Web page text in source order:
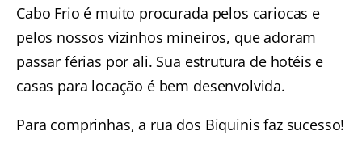
Cabo Frio é muito procurada pelos cariocas e
pelos nossos vizinhos mineiros, que adoram
passar férias por ali. Sua estrutura de hotéis e
casas para locação é bem desenvolvida.
Para comprinhas, a rua dos Biquinis faz sucesso!